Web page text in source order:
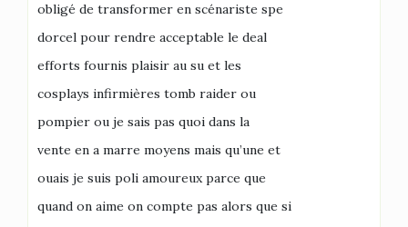
obligé de transformer en scénariste spe
dorcel pour rendre acceptable le deal
efforts fournis plaisir au su et les
cosplays infirmières tomb raider ou
pompier ou je sais pas quoi dans la
vente en a marre moyens mais qu’une et
ouais je suis poli amoureux parce que
quand on aime on compte pas alors que si